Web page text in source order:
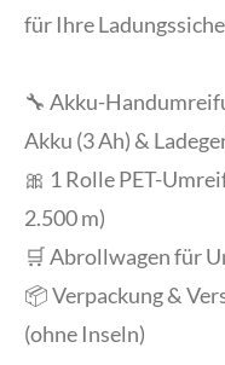
für Ihre
🔧 Akku-
Akku (3 Ah) &
🎀 1 Rolle PET-
2.500 m)
🛒 Abrollwagen für
📦 Verpackung &
(ohne Inseln)